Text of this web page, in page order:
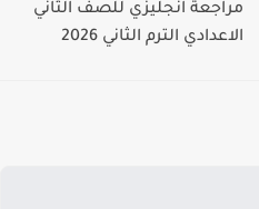
مراجعة انجليزي للصف الثاني
الاعدادي الترم الثاني 2026